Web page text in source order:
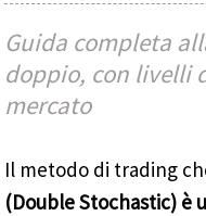
Guida completa
doppio, con livelli
mercato
Il metodo di trading
(Double Stochastic) è